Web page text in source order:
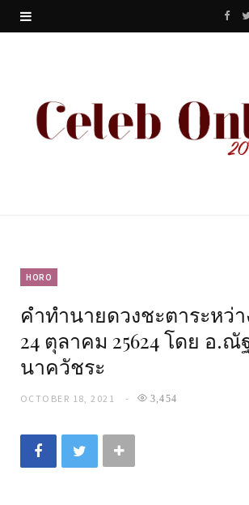
F
e
b
HORO
คำทำนายดวงชะตาระหว่า
24 ตุลาคม 25624 โดย อ.ณั
นาควัชระ
OCTOBER 18, 2021 3,454